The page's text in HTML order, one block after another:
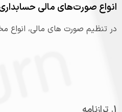
انواع صورت‌های مالی
در تنظیم صورت های مالی، انواع